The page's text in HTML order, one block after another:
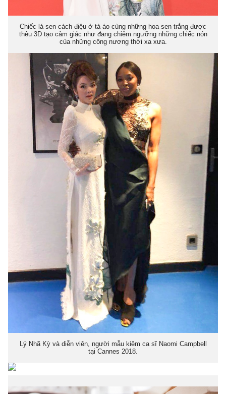
Chiếc lá sen cách điệu ở tà áo cùng những hoa sen trắng được
thêu 3D tạo cảm giác như đang chiêm ngưỡng những chiếc nón
của những công nương thời xa xưa.
Lý Nhã Kỳ và diễn viên, người mẫu kiêm ca sĩ Naomi Campbell
tại Cannes 2018.